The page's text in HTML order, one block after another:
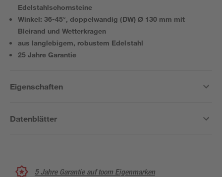
Edelstahlschornsteine
Winkel: 36-45°, doppelwandig (DW) Ø 130 mm mit
Bleirand und Wetterkragen
aus langlebigem, robustem Edelstahl
25 Jahre Garantie
Eigenschaften
Datenblätter
5 Jahre Garantie auf toom Eigenmarken